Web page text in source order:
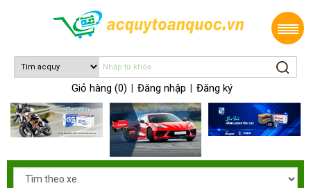
Giỏ hàng (0) Đăng nhập Đăng ký